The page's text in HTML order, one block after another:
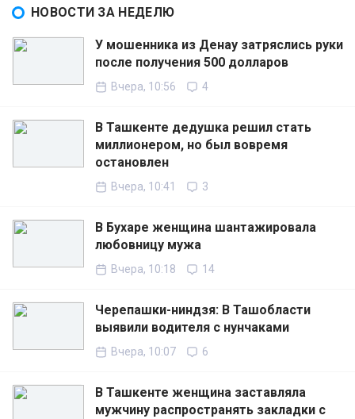
НОВОСТИ ЗА НЕДЕЛЮ
У мошенника из Денау затряслись руки
после получения 500 долларов
Вчера, 10:56 4
В Ташкенте дедушка решил стать
миллионером, но был вовремя
остановлен
Вчера, 10:41 3
В Бухаре женщина шантажировала
любовницу мужа
Вчера, 10:18 14
Черепашки-ниндзя: В Ташобласти
выявили водителя с нунчаками
Вчера, 10:07 6
В Ташкенте женщина заставляла
мужчину распространять закладки с